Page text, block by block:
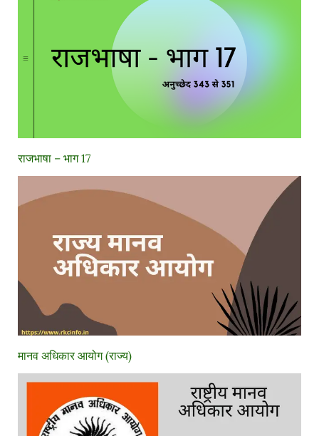
राजभाषा – भाग 17
मानव अधिकार आयोग (राज्य)